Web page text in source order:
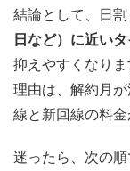
結論として、日
日など）に近い
抑えやすくなりま
理由は、解約月
線と新回線の料金
迷ったら、次の順